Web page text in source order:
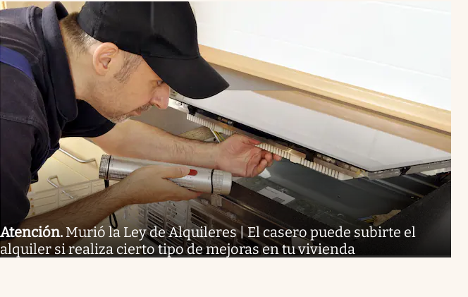
Atención. Murió la Ley de Alquileres | El casero puede subirte el
alquiler si realiza cierto tipo de mejoras en tu vivienda